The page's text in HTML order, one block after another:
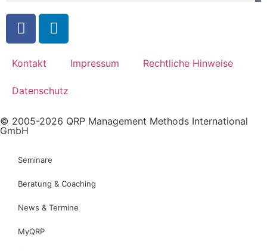
Kontakt Impressum Rechtliche Hinweise
Datenschutz
© 2005-2026 QRP Management Methods International
GmbH
Seminare
Beratung & Coaching
News & Termine
MyQRP